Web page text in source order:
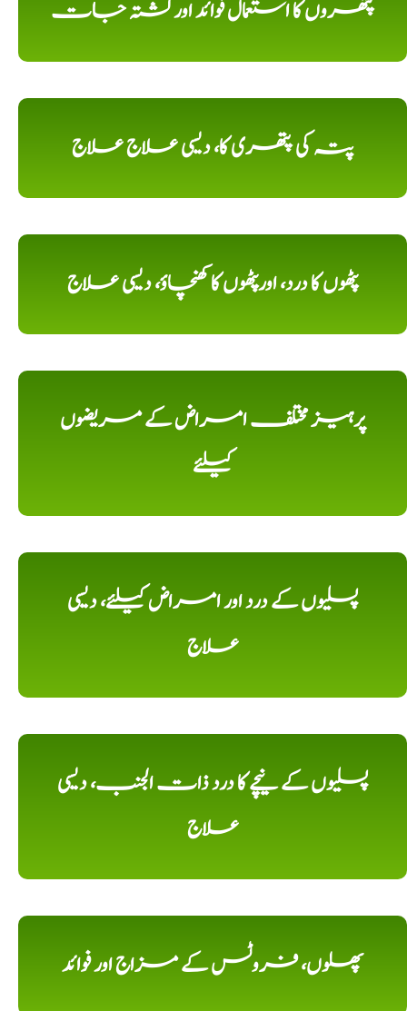
پتھروں کا استعمال فوائد اورکشتہ جات
پتہ کی پتھری کا، دیسی علاج علاج
پٹھوں کا درد، اورپٹھوں کا کھنچاؤ، دیسی علاج
پرہیز مختلف امراض کے مریضوں
کیلئے
پسلیوں کے درد اور امراض کیلئے، دیسی
علاج
پسلیوں کے نیچے کا درد ذات الجنب، دیسی
علاج
پھلوں، فروٹس کے مزاج اور فوائد